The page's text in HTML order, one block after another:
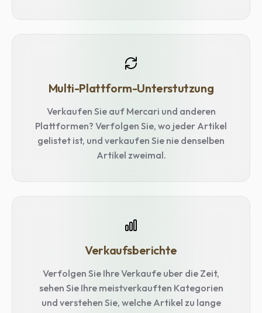
Multi-Plattform-Unterstutzung
Verkaufen Sie auf Mercari und anderen
Plattformen? Verfolgen Sie, wo jeder Artikel
gelistet ist, und verkaufen Sie nie denselben
Artikel zweimal.
Verkaufsberichte
Verfolgen Sie Ihre Verkaufe uber die Zeit,
sehen Sie Ihre meistverkauften Kategorien
und verstehen Sie, welche Artikel zu lange